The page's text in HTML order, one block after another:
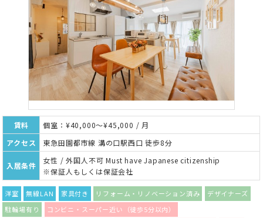
賃料
個室：¥40,000～¥45,000 / 月
アクセス
東急田園都市線 溝の口駅西口 徒歩8分
入居条件
女性 / 外国人不可 Must have Japanese citizenship
※保証人もしくは保証会社
洋室 無線LAN 家具付き リフォーム・リノベーション済み
デザイナーズ
駐輪場有り
コンビニ・スーパー近い（徒歩5分以内）